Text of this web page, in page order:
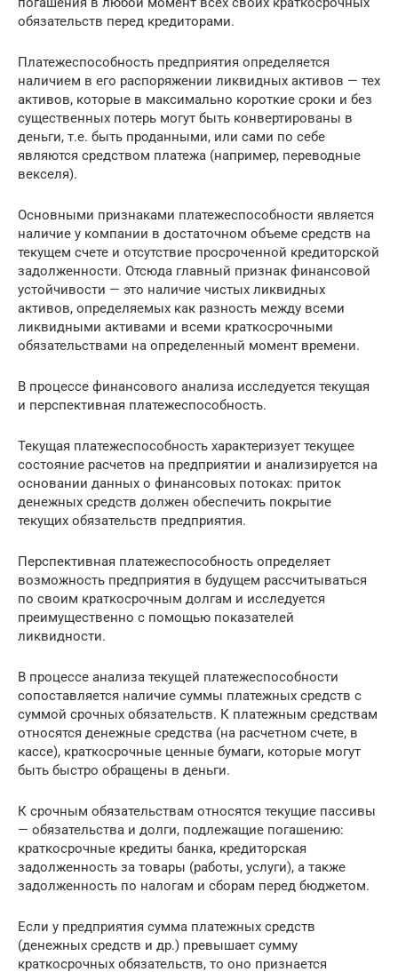
обязательств перед кредиторами.
Платежеспособность предприятия определяется
наличием в его распоряжении ликвидных активов — тех
активов, которые в максимально короткие сроки и без
существенных потерь могут быть конвертированы в
деньги, т.е. быть проданными, или сами по себе
являются средством платежа (например, переводные
векселя).
Основными признаками платежеспособности является
наличие у компании в достаточном объеме средств на
текущем счете и отсутствие просроченной кредиторской
задолженности. Отсюда главный признак финансовой
устойчивости — это наличие чистых ликвидных
активов, определяемых как разность между всеми
ликвидными активами и всеми краткосрочными
обязательствами на определенный момент времени.
В процессе финансового анализа исследуется текущая
и перспективная платежеспособность.
Текущая платежеспособность характеризует текущее
состояние расчетов на предприятии и анализируется на
основании данных о финансовых потоках: приток
денежных средств должен обеспечить покрытие
текущих обязательств предприятия.
Перспективная платежеспособность определяет
возможность предприятия в будущем рассчитываться
по своим краткосрочным долгам и исследуется
преимущественно с помощью показателей
ликвидности.
В процессе анализа текущей платежеспособности
сопоставляется наличие суммы платежных средств с
суммой срочных обязательств. К платежным средствам
относятся денежные средства (на расчетном счете, в
кассе), краткосрочные ценные бумаги, которые могут
быть быстро обращены в деньги.
К срочным обязательствам относятся текущие пассивы
— обязательства и долги, подлежащие погашению:
краткосрочные кредиты банка, кредиторская
задолженность за товары (работы, услуги), а также
задолженность по налогам и сборам перед бюджетом.
Если у предприятия сумма платежных средств
(денежных средств и др.) превышает сумму
краткосрочных обязательств, то оно признается